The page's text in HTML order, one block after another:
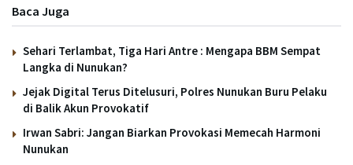
Baca Juga
Sehari Terlambat, Tiga Hari Antre : Mengapa BBM Sempat
Langka di Nunukan?
Jejak Digital Terus Ditelusuri, Polres Nunukan Buru Pelaku
di Balik Akun Provokatif
Irwan Sabri: Jangan Biarkan Provokasi Memecah Harmoni
Nunukan